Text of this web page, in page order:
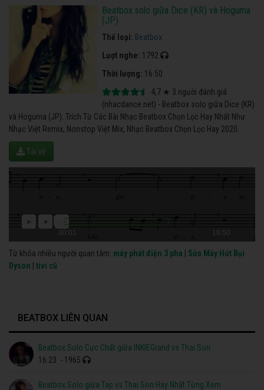
Beatbox solo giữa Dice (KR) và Hoguma
(JP)
Thể loại: Beatbox
Lượt nghe: 1792
Thời lượng: 16:50
4,7 ★ 3 người đánh giá
(nhacdance.net) - Beatbox solo giữa Dice (KR)
và Hoguma (JP). Trích Từ Các Bài Nhạc Beatbox Chọn Lọc Hay Nhất Như
Nhạc Việt Remix, Nonstop Việt Mix, Nhạc Beatbox Chọn Lọc Hay 2020.
Tải về
00:01 16:50
Từ khóa nhiều người quan tâm: máy phát điện 3 pha
Sửa Máy Hút Bụi
Dyson
tivi cũ
BEATBOX LIÊN QUAN
Beatbox Solo Cực Chất giữa INKIEGrand vs Thai Son
16:23 - 1965
Beatbox Solo giữa Tap vs Thai Son Hay Nhất Từng Xem